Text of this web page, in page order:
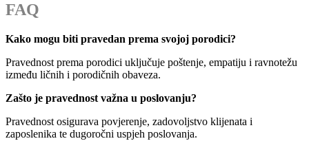
FAQ
Kako mogu biti pravedan prema svojoj porodici?
Pravednost prema porodici uključuje poštenje, empatiju i ravnotežu
između ličnih i porodičnih obaveza.
Zašto je pravednost važna u poslovanju?
Pravednost osigurava povjerenje, zadovoljstvo klijenata i
zaposlenika te dugoročni uspjeh poslovanja.